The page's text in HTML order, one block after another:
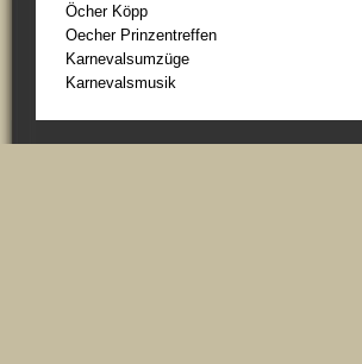
Öcher Köpp
Oecher Prinzentreffen
Karnevalsumzüge
Karnevalsmusik